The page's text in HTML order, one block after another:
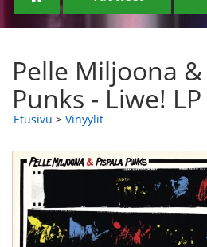
Pelle Miljoona
Punks - Liwe! LP
Etusivu > Vinyylit